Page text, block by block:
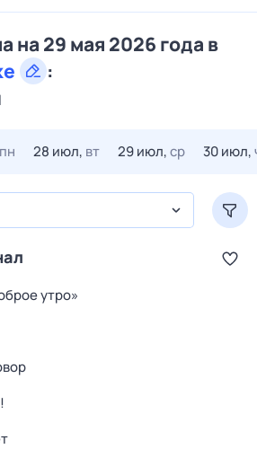
на 29 мая 2026 года в
:
пн 28 июл, вт 29 июл,ср 30 июл,
утро»